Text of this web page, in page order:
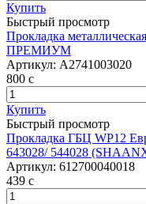
Купить
Быстрый просмотр
Прокладка
ПРЕМИУМ
Артикул: A2741003020
800 c
Купить
Быстрый просмотр
Прокладка ГБЦ WP12
643028/ 544028
Артикул: 612700040018
439 c